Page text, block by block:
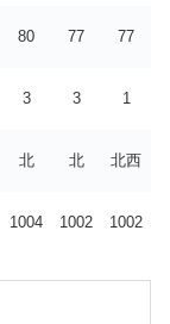
80 77 77
3 3 1
北 北 北西
1004 1002 1002